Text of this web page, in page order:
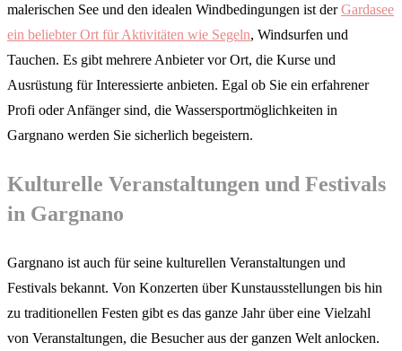
malerischen See und den idealen Windbedingungen ist derGardasee
ein beliebter Ort für Aktivitäten wie Segeln, Windsurfen und
Tauchen. Es gibt mehrere Anbieter vor Ort, die Kurse und
Ausrüstung für Interessierte anbieten. Egal ob Sie ein erfahrener
Profi oder Anfänger sind, die Wassersportmöglichkeiten in
Gargnano werden Sie sicherlich begeistern.
Kulturelle Veranstaltungen und Festivals
in Gargnano
Gargnano ist auch für seine kulturellen Veranstaltungen und
Festivals bekannt. Von Konzerten über Kunstausstellungen bis hin
zu traditionellen Festen gibt es das ganze Jahr über eine Vielzahl
von Veranstaltungen, die Besucher aus der ganzen Welt anlocken.